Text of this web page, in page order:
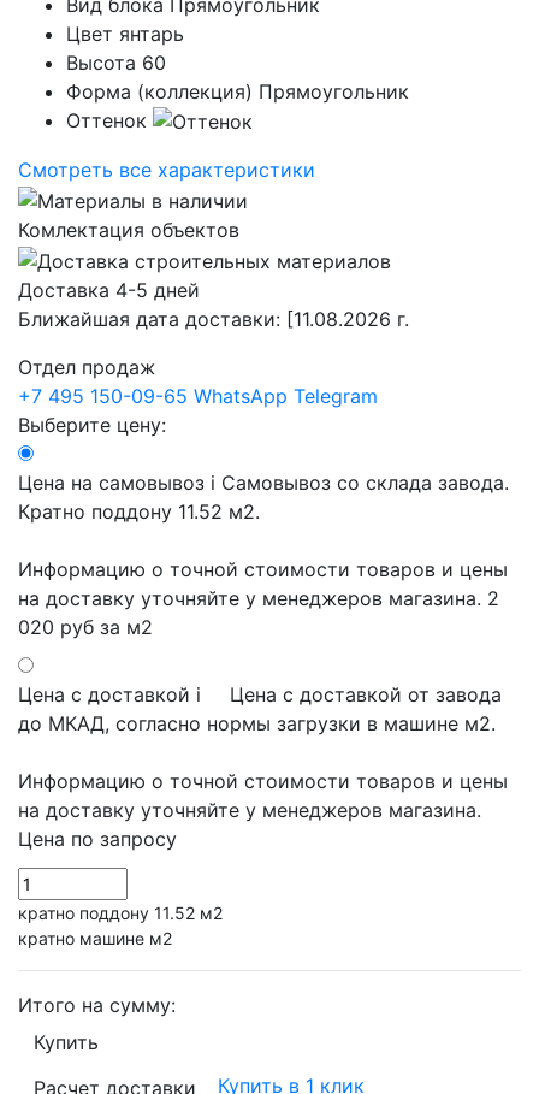
Цвет янтарь
Высота 60
Форма (коллекция) Прямоугольник
Оттенок
Смотреть все характеристики
Комлектация объектов
Доставка 4-5 дней
Ближайшая дата доставки: [11.08.2026 г.
Отдел продаж
+7 495 150-09-65 WhatsApp Telegram
Выберите цену:
Цена на самовывоз i Самовывоз со склада завода.
Кратно поддону 11.52 м2.
Информацию о точной стоимости товаров и цены
на доставку уточняйте у менеджеров магазина. 2
020 руб за м2
Цена с доставкой i
Цена с доставкой от завода
до МКАД, согласно нормы загрузки в машине м2.
Информацию о точной стоимости товаров и цены
на доставку уточняйте у менеджеров магазина.
Цена по запросу
кратно поддону 11.52 м2
кратно машине м2
Итого на сумму:
Купить
Расчет доставки
Купить в 1 клик